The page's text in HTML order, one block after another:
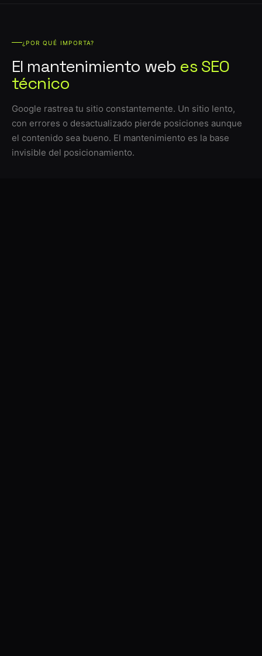
¿POR QUÉ IMPORTA?
El mantenimiento web es SEO
técnico
Google rastrea tu sitio constantemente. Un sitio lento,
con errores o desactualizado pierde posiciones aunque
el contenido sea bueno. El mantenimiento es la base
invisible del posicionamiento.